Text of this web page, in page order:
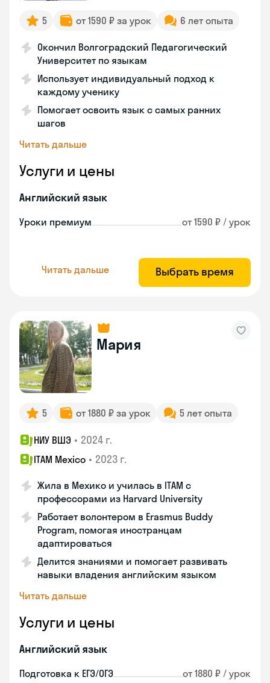
5 от 1590 ₽ за урок 6 лет опыта
Окончил Волгоградский Педагогический
Университет по языкам
Использует индивидуальный подход к
каждому ученику
Помогает освоить язык с самых ранних
шагов
Читать дальше
Услуги и цены
Английский язык
Уроки премиум от 1590 ₽ / урок
Читать дальше Выбрать время
Мария
5 от 1880 ₽ за урок 5 лет опыта
НИУ ВШЭ • 2024 г.
ITAM Mexico • 2023 г.
Жила в Мехико и училась в ITAM с
профессорами из Harvard University
Работает волонтером в Erasmus Buddy
Program, помогая иностранцам
адаптироваться
Делится знаниями и помогает развивать
навыки владения английским языком
Читать дальше
Услуги и цены
Английский язык
Подготовка к ЕГЭ/ОГЭ от 1880 ₽ / урок